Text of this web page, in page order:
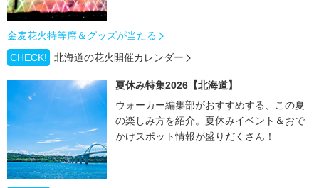
金麦花火特等席＆グッズが当たる
CHECK!
北海道の花火開催カレンダー
夏休み特集2026【北海道】
ウォーカー編集部がおすすめする、この夏
の楽しみ方を紹介。夏休みイベント＆おで
かけスポット情報が盛りだくさん！